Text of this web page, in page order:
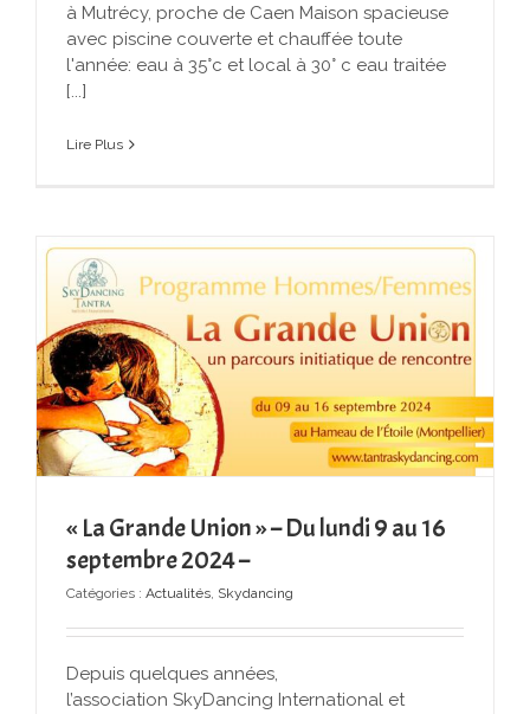
à Mutrécy, proche de Caen Maison spacieuse
avec piscine couverte et chauffée toute
l'année: eau à 35°c et local à 30° c eau traitée
[...]
Lire Plus
« La Grande Union » – Du lundi 9 au 16
septembre 2024 –
Catégories : Actualités, Skydancing
Depuis quelques années,
l’association SkyDancing International et